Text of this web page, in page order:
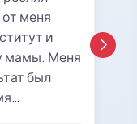
меня
и
мамы. Меня
был